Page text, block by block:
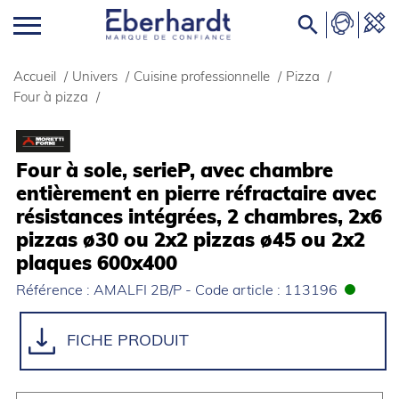

Accueil / Univers / Cuisine professionnelle / Pizza
/
Four à pizza
/
Four à sole, serieP, avec chambre
entièrement en pierre réfractaire avec
résistances intégrées, 2 chambres, 2x6
pizzas ø30 ou 2x2 pizzas ø45 ou 2x2
plaques 600x400
Référence : AMALFI 2B/P - Code article : 113196
FICHE PRODUIT